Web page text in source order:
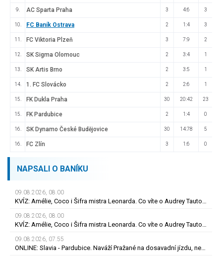
9. AC Sparta Praha 3 4:6 3
10. FC Baník Ostrava 2 1:4 3
11. FC Viktoria Plzeň 3 7:9 2
12. SK Sigma Olomouc 2 3:4 1
13. SK Artis Brno 2 3:5 1
14. 1. FC Slovácko 2 2:6 1
15. FK Dukla Praha 30 20:42 23
15. FK Pardubice 2 1:4 0
16. SK Dynamo České Budějovice 30 14:78 5
16. FC Zlín 3 1:6 0
NAPSALI O BANÍKU
09.08.2026, 08.00
KVÍZ: Amélie, Coco i Šifra mistra Leonarda. Co víte o Audrey Tautouové?
09.08.2026, 08.00
KVÍZ: Amélie, Coco i Šifra mistra Leonarda. Co víte o Audrey Tautouové?
09.08.2026, 07.55
ONLINE: Slavia - Pardubice. Naváží Pražané na dosavadní jízdu, nebo překvapí Východočeši?